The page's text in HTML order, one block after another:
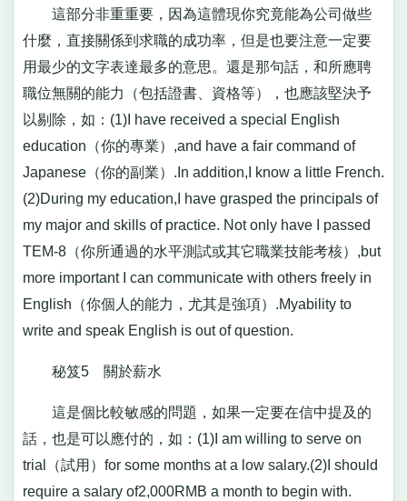
這部分非重重要，因為這體現你究竟能為公司做些
什麼，直接關係到求職的成功率，但是也要注意一定要
用最少的文字表達最多的意思。還是那句話，和所應聘
職位無關的能力（包括證書、資格等），也應該堅決予
以剔除，如：(1)I have received a special English
education（你的專業）,and have a fair command of
Japanese（你的副業）.In addition,I know a little French.
(2)During my education,I have grasped the principals of
my major and skills of practice. Not only have I passed
TEM-8（你所通過的水平測試或其它職業技能考核）,but
more important I can communicate with others freely in
English（你個人的能力，尤其是強項）.Myability to
write and speak English is out of question.
秘笈5 關於薪水
這是個比較敏感的問題，如果一定要在信中提及的
話，也是可以應付的，如：(1)I am willing to serve on
trial（試用）for some months at a low salary.(2)I should
require a salary of2,000RMB a month to begin with.